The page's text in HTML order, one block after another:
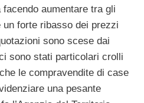
facendo aumentare tra gli
forte ribasso dei prezzi
sono scese dai
sono stati particolari crolli
le compravendite di case
una pesante